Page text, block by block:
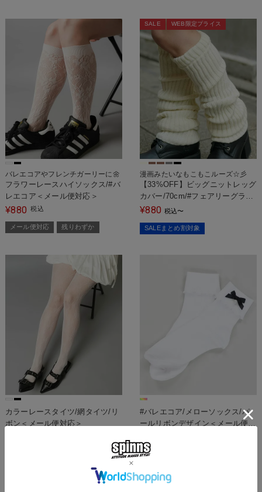
バレエコアやフレンチガーリーに🌼
フラワーレースハイソックス/#バ
レエコア＜メール便対応＞
¥880 税込
メール便対応 残りわずか
SALE WEB限定プライス
漫画みたいなもこもこルーズ☆彡
【33%OFF】ビッグニットレッグ
カバー/70cm/#フェアリーグラン
ジ
¥880 税込〜
SALEまとめ割対象
カラーレースタイツ/網タイツ/リ
ボン＜メール便対応＞
#バレエコア/メローソックス/パ
ールリボンデザイン＜メール便対
メール便対応